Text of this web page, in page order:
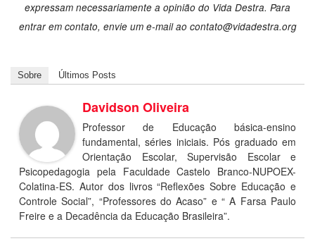
expressam necessariamente a opinião do Vida Destra. Para
entrar em contato, envie um e-mail ao contato@vidadestra.org
Sobre Últimos Posts
Davidson Oliveira
Professor de Educação básica-ensino
fundamental, séries iniciais. Pós graduado em
Orientação Escolar, Supervisão Escolar e
Psicopedagogia pela Faculdade Castelo Branco-NUPOEX-
Colatina-ES. Autor dos livros “Reflexões Sobre Educação e
Controle Social”, “Professores do Acaso” e “ A Farsa Paulo
Freire e a Decadência da Educação Brasileira”.